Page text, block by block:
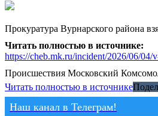
Прокуратура Вурнарского района
Читать полностью в источнике:
https://cheb.mk.ru/incident/2026/06/
Происшествия Московский
Читать полностью в источнике
Наш канал в Телеграм!